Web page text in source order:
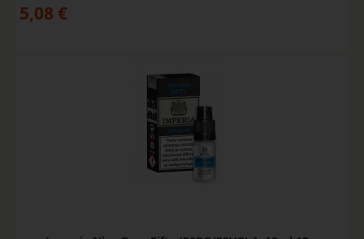
5,08 €